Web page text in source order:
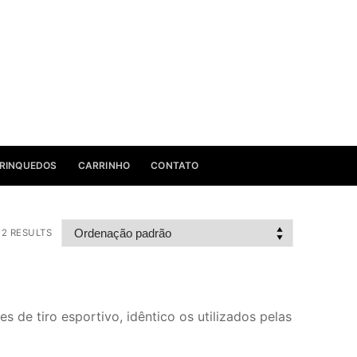
CARRINHO CONTATO
RESULTS
de tiro esportivo, idêntico os utilizados pelas